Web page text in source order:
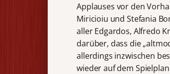
Applauses vor den
Miricioiu und Stefania
aller Edgardos, Alfredo
darüber, dass die
allerdings inzwischen
wieder auf dem